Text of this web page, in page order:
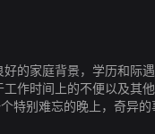
的家庭背景，学历和际
作时间上的不便以及其
特别难忘的晚上，奇异